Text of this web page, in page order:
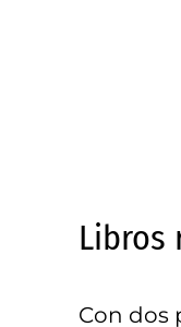
Libros
Con dos